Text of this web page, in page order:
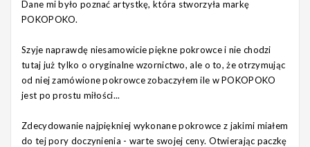
Dane mi było poznać artystkę, która stworzyła markę
POKOPOKO.
Szyje naprawdę niesamowicie piękne pokrowce i nie chodzi
tutaj już tylko o oryginalne wzornictwo, ale o to, że otrzymując
od niej zamówione pokrowce zobaczyłem ile w POKOPOKO
jest po prostu miłości...
Zdecydowanie najpiękniej wykonane pokrowce z jakimi miałem
do tej pory doczynienia - warte swojej ceny. Otwierając paczkę